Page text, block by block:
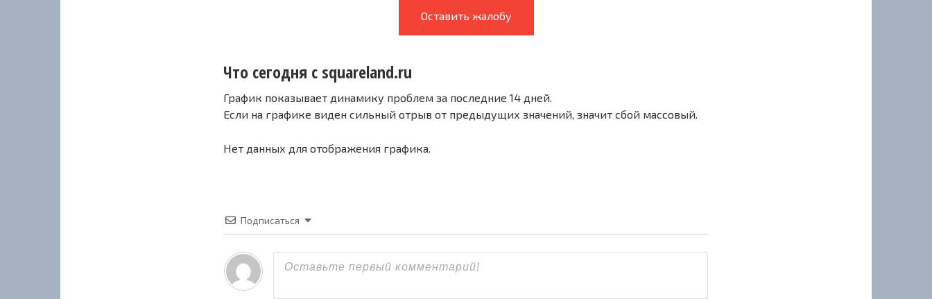
Оставить жалобу
Что сегодня с squareland.ru
График показывает динамику проблем за последние 14 дней.
Если на графике виден сильный отрыв от предыдущих значений, значит сбой массовый.
Нет данных для отображения графика.
Подписаться